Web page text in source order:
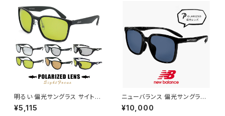
ンズ レディース ユニセックス ボ
ストン型 フレーム 偏光 レンズ u
v400 uvカット 釣り アウトドア
キャンプ おすすめ
ング 釣り ゴルフ ツーリング 自
転車 車 運転用 メンズ レディー
ス ユニセックス uvカット
明るい 偏光サングラス サイトフ
ォーカス SF メンズ レディース
ユニセックス モデル スポーツサ
¥5,115
ニューバランス 偏光サングラス
nb08141x c01p 偏光 スポー
ツサングラス New Balance n
¥10,000